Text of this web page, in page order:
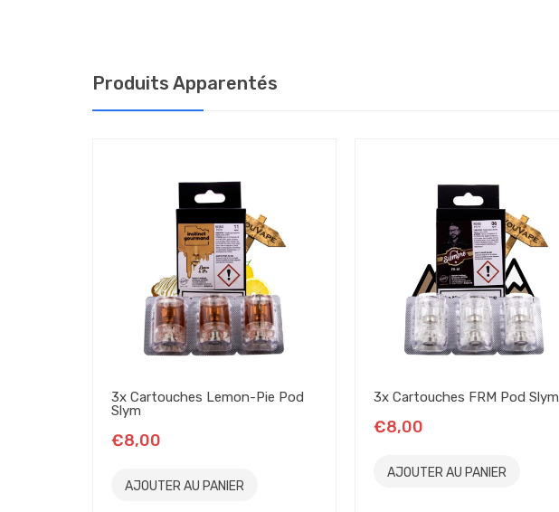
Produits Apparentés
3x Cartouches Lemon-Pie Pod
Slym
€8,00
AJOUTER AU PANIER
3x Cartouches FRM Pod Slym
€8,00
AJOUTER AU PANIER